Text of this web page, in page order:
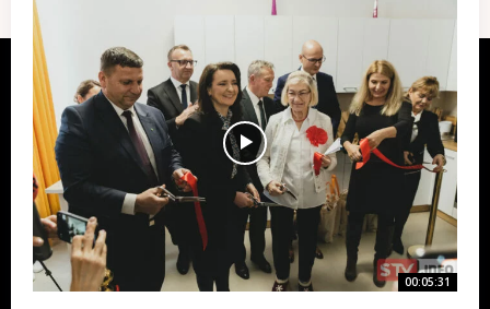
00:05:31